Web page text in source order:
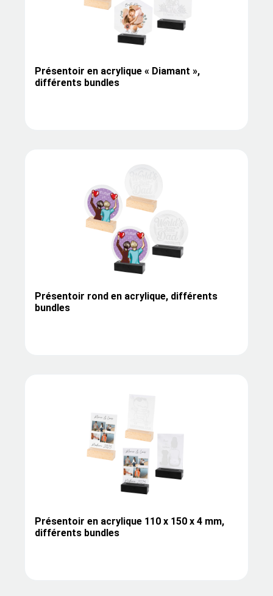
Présentoir en acrylique « Diamant »,
différents bundles
Présentoir rond en acrylique, différents
bundles
Présentoir en acrylique 110 x 150 x 4 mm,
différents bundles